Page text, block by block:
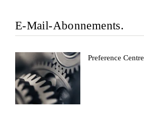
E-Mail-Abonnements.
Preference Centre